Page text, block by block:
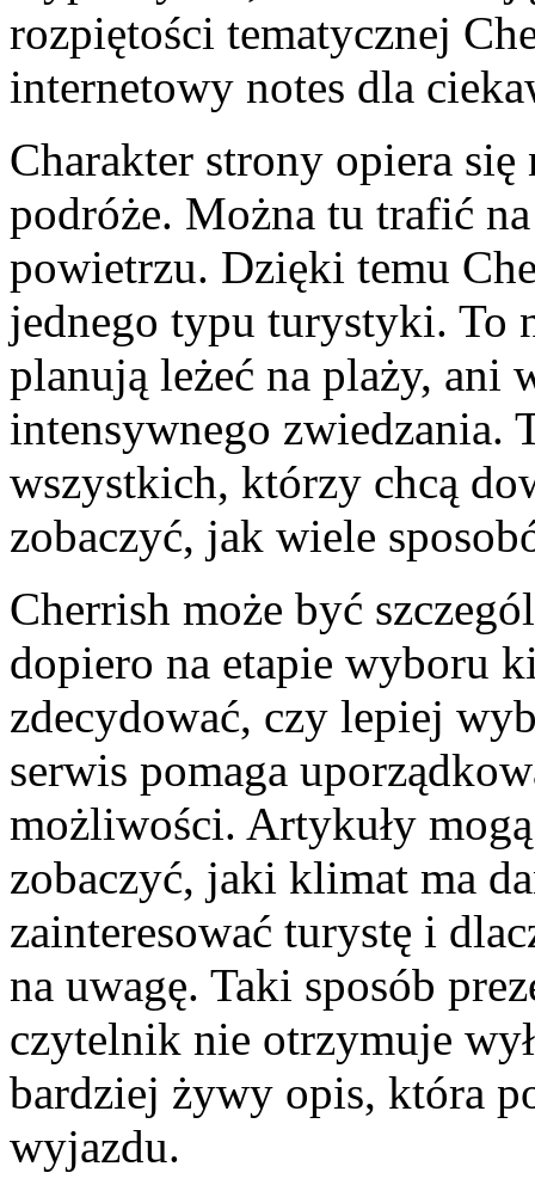
rozpiętości tematycznej
internetowy notes dla
Charakter strony opiera
podróże. Można tu trafić
powietrzu. Dzięki temu
jednego typu turystyki. To
planują leżeć na plaży, ani
intensywnego zwiedzania.
wszystkich, którzy chcą
zobaczyć, jak wiele
Cherrish może być
dopiero na etapie wyboru
zdecydować, czy lepiej
serwis pomaga
możliwości. Artykuły
zobaczyć, jaki klimat ma
zainteresować turystę i
na uwagę. Taki sposób
czytelnik nie otrzymuje
bardziej żywy opis, która
wyjazdu.